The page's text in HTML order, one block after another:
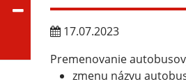
17.07.2023
Premenovanie
zmenu názvu